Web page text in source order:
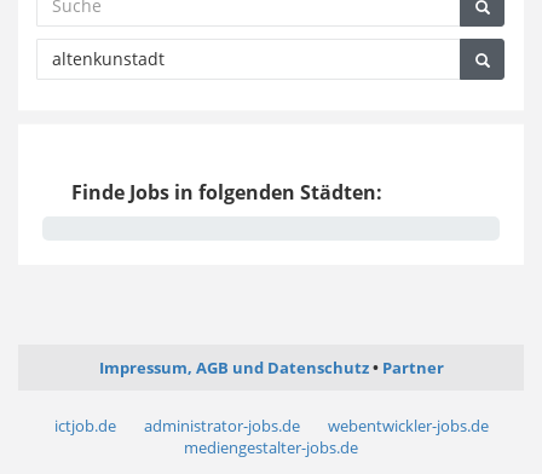
Finde Jobs in folgenden Städten:
Impressum, AGB und Datenschutz Partner
ictjob.de administrator-jobs.de
webentwickler-jobs.de
mediengestalter-jobs.de